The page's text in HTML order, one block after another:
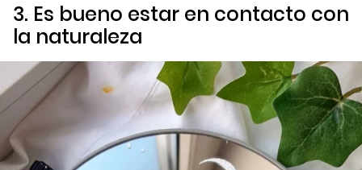
3. Es bueno estar en contacto con
la naturaleza